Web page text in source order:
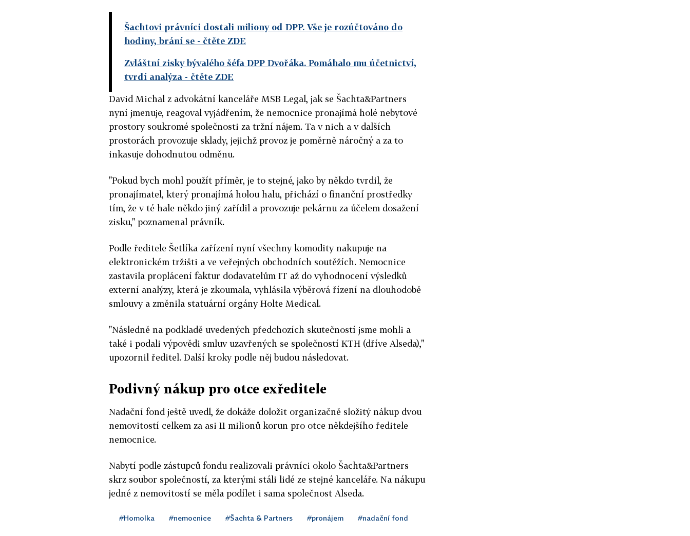
Šachtovi právníci dostali miliony od DPP. Vše je rozúčtováno do
hodiny, brání se - čtěte ZDE
Zvláštní zisky bývalého šéfa DPP Dvořáka. Pomáhalo mu účetnictví,
tvrdí analýza - čtěte ZDE
David Michal z advokátní kanceláře MSB Legal, jak se Šachta&Partners
nyní jmenuje, reagoval vyjádřením, že nemocnice pronajímá holé nebytové
prostory soukromé společnosti za tržní nájem. Ta v nich a v dalších
prostorách provozuje sklady, jejichž provoz je poměrně náročný a za to
inkasuje dohodnutou odměnu.
"Pokud bych mohl použít příměr, je to stejné, jako by někdo tvrdil, že
pronajímatel, který pronajímá holou halu, přichází o finanční prostředky
tím, že v té hale někdo jiný zařídil a provozuje pekárnu za účelem dosažení
zisku," poznamenal právník.
Podle ředitele Šetlíka zařízení nyní všechny komodity nakupuje na
elektronickém tržišti a ve veřejných obchodních soutěžích. Nemocnice
zastavila proplácení faktur dodavatelům IT až do vyhodnocení výsledků
externí analýzy, která je zkoumala, vyhlásila výběrová řízení na dlouhodobě
smlouvy a změnila statuární orgány Holte Medical.
"Následně na podkladě uvedených předchozích skutečností jsme mohli a
také i podali výpovědi smluv uzavřených se společností KTH (dříve Alseda),"
upozornil ředitel. Další kroky podle něj budou následovat.
Podivný nákup pro otce exředitele
Nadační fond ještě uvedl, že dokáže doložit organizačně složitý nákup dvou
nemovitostí celkem za asi 11 milionů korun pro otce někdejšího ředitele
nemocnice.
Nabytí podle zástupců fondu realizovali právníci okolo Šachta&Partners
skrz soubor společností, za kterými stáli lidé ze stejné kanceláře. Na nákupu
jedné z nemovitostí se měla podílet i sama společnost Alseda.
#Homolka #nemocnice #Šachta & Partners #pronájem #nadační fond